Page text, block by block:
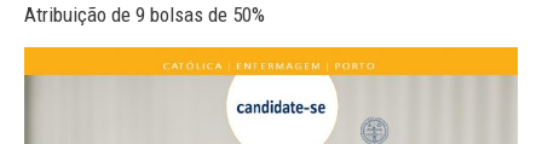
Atribuição de 9 bolsas de 50%